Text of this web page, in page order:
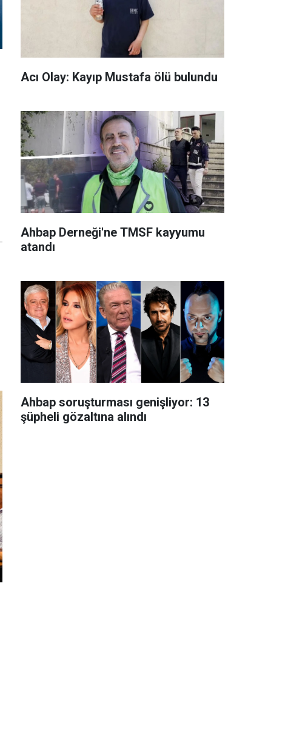
Acı Olay: Kayıp Mustafa ölü bulundu
Ahbap Derneği'ne TMSF kayyumu
atandı
Ahbap soruşturması genişliyor: 13
şüpheli gözaltına alındı